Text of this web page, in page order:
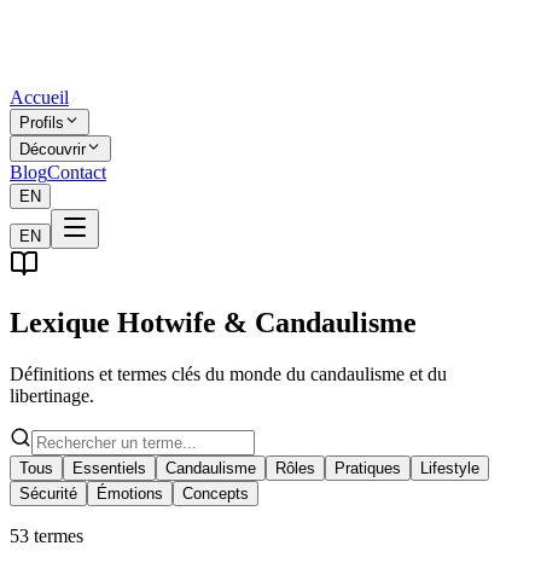
Accueil
Profils
Découvrir
BlogContact
EN
EN
Lexique Hotwife & Candaulisme
Définitions et termes clés du monde du candaulisme et du
libertinage.
Tous Essentiels Candaulisme Rôles Pratiques
Lifestyle
Sécurité
Émotions Concepts
53 termes